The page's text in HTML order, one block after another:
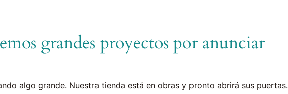
grandes proyectos por anunciar
algo grande. Nuestra tienda está en obras y pronto abrirá sus puertas.